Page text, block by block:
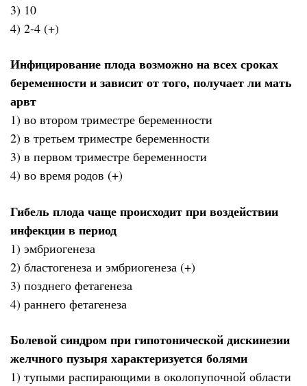
3) 10
4) 2-4 (+)
Инфицирование плода возможно на всех сроках
беременности и зависит от того, получает ли мать
арвт
1) во втором триместре беременности
2) в третьем триместре беременности
3) в первом триместре беременности
4) во время родов (+)
Гибель плода чаще происходит при воздействии
инфекции в период
1) эмбриогенеза
2) бластогенеза и эмбриогенеза (+)
3) позднего фетагенеза
4) раннего фетагенеза
Болевой синдром при гипотонической дискинезии
желчного пузыря характеризуется болями
1) тупыми распирающими в околопупочной области